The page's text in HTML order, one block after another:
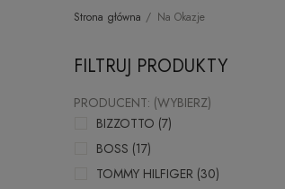
Strona główna Na Okazje
FILTRUJ PRODUKTY
PRODUCENT: (WYBIERZ)
BIZZOTTO (7)
BOSS (17)
TOMMY HILFIGER (30)